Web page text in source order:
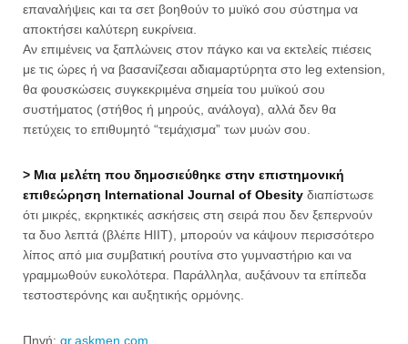
επαναλήψεις και τα σετ βοηθούν το μυϊκό σου σύστημα να
αποκτήσει καλύτερη ευκρίνεια.
Αν επιμένεις να ξαπλώνεις στον πάγκο και να εκτελείς πιέσεις
με τις ώρες ή να βασανίζεσαι αδιαμαρτύρητα στο leg extension,
θα φουσκώσεις συγκεκριμένα σημεία του μυϊκού σου
συστήματος (στήθος ή μηρούς, ανάλογα), αλλά δεν θα
πετύχεις το επιθυμητό “τεμάχισμα” των μυών σου.
> Μια μελέτη που δημοσιεύθηκε στην επιστημονική
επιθεώρηση International Journal of Obesity διαπίστωσε
ότι μικρές, εκρηκτικές ασκήσεις στη σειρά που δεν ξεπερνούν
τα δυο λεπτά (βλέπε HIIT), μπορούν να κάψουν περισσότερο
λίπος από μια συμβατική ρουτίνα στο γυμναστήριο και να
γραμμωθούν ευκολότερα. Παράλληλα, αυξάνουν τα επίπεδα
τεστοστερόνης και αυξητικής ορμόνης.
Πηγή: gr.askmen.com